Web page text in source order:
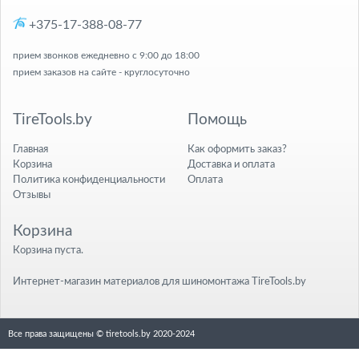
+375-17-388-08-77
прием звонков ежедневно с 9:00 до 18:00
прием заказов на сайте - круглосуточно
TireTools.by
Главная
Корзина
Политика конфиденциальности
Отзывы
Помощь
Как оформить заказ?
Доставка и оплата
Оплата
Корзина
Корзина пуста.
Интернет-магазин материалов для шиномонтажа TireTools.by
Все права защищены © tiretools.by 2020-2024